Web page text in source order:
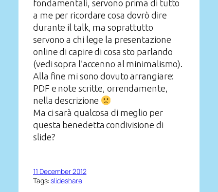
fondamentali, servono prima di tutto
a me per ricordare cosa dovrò dire
durante il talk, ma soprattutto
servono a chi lege la presentazione
online di capire di cosa sto parlando
(vedi sopra l’accenno al minimalismo).
Alla fine mi sono dovuto arrangiare:
PDF e note scritte, orrendamente,
nella descrizione
Ma ci sarà qualcosa di meglio per
questa benedetta condivisione di
slide?
11 December 2012
Tags:slideshare